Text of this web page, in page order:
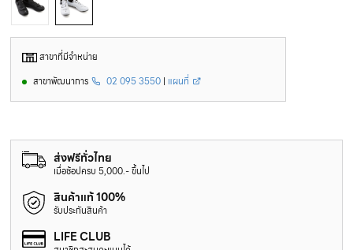
สาขาที่มีจำหน่าย
สาขาพัฒนาการ
02 095 3550| แผนที่
ส่งฟรีทั่วไทย
เมื่อช้อปครบ 5,000.- ขึ้นไป
สินค้าแท้ 100%
รับประกันสินค้า
LIFE CLUB